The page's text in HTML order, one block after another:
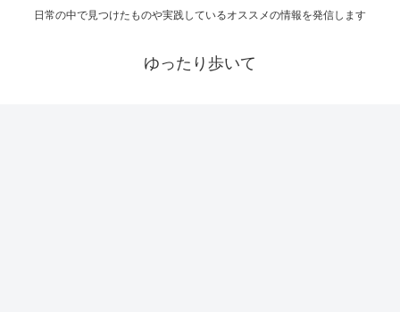
日常の中で見つけたものや実践しているオススメの情報を発信します
ゆったり歩いて